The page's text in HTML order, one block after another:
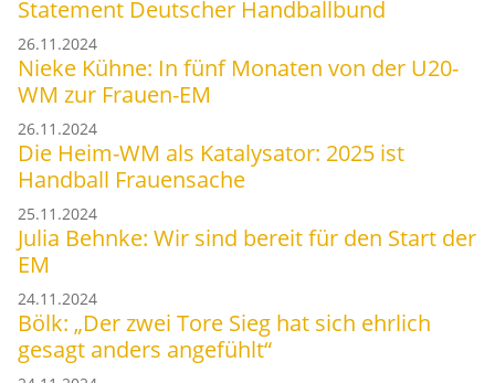
Statement Deutscher Handballbund
26.11.2024
Nieke Kühne: In fünf Monaten von der U20-
WM zur Frauen-EM
26.11.2024
Die Heim-WM als Katalysator: 2025 ist
Handball Frauensache
25.11.2024
Julia Behnke: Wir sind bereit für den Start der
EM
24.11.2024
Bölk: „Der zwei Tore Sieg hat sich ehrlich
gesagt anders angefühlt“